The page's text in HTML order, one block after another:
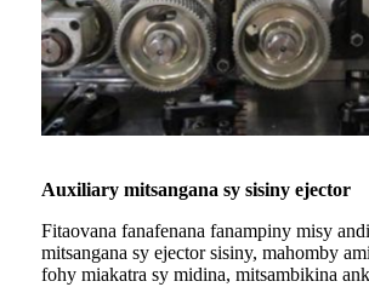
Auxiliary mitsangana sy sisiny ejector
Fitaovana fanafenana fanampiny misy
mitsangana sy ejector sisiny, mahomby
fohy miakatra sy midina, mitsambikina